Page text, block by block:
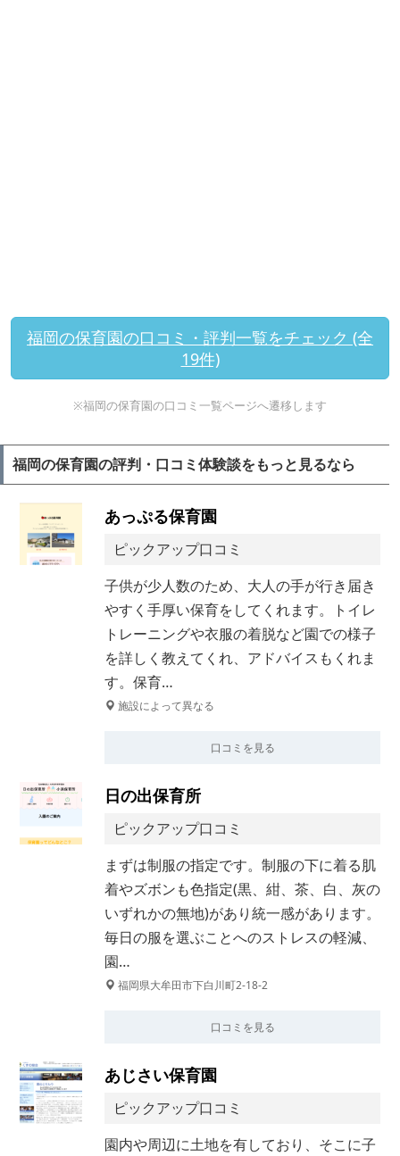
福岡の保育園の口コミ・評判一覧をチェック (全
19件)
※福岡の保育園の口コミ一覧ページへ遷移します
福岡の保育園の評判・口コミ体験談をもっと見るなら
あっぷる保育園
ピックアップ口コミ
子供が少人数のため、大人の手が行き届き
やすく手厚い保育をしてくれます。トイレ
トレーニングや衣服の着脱など園での様子
を詳しく教えてくれ、アドバイスもくれま
す。保育…
施設によって異なる
口コミを見る
日の出保育所
ピックアップ口コミ
まずは制服の指定です。制服の下に着る肌
着やズボンも色指定(黒、紺、茶、白、灰の
いずれかの無地)があり統一感があります。
毎日の服を選ぶことへのストレスの軽減、
園…
福岡県大牟田市下白川町2-18-2
口コミを見る
あじさい保育園
ピックアップ口コミ
園内や周辺に土地を有しており、そこに子